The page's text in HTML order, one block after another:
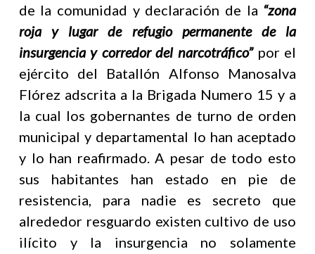
de la comunidad y declaración de la “zona
roja y lugar de refugio permanente de la
insurgencia y corredor del narcotráfico”por el
ejército del Batallón Alfonso Manosalva
Flórez adscrita a la Brigada Numero 15 y a
la cual los gobernantes de turno de orden
municipal y departamental lo han aceptado
y lo han reafirmado. A pesar de todo esto
sus habitantes han estado en pie de
resistencia, para nadie es secreto que
alrededor resguardo existen cultivo de uso
ilícito y la insurgencia no solamente